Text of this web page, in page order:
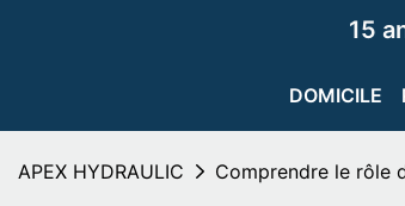
15
DOMICILE
APEX HYDRAULIC Comprendre le rôle